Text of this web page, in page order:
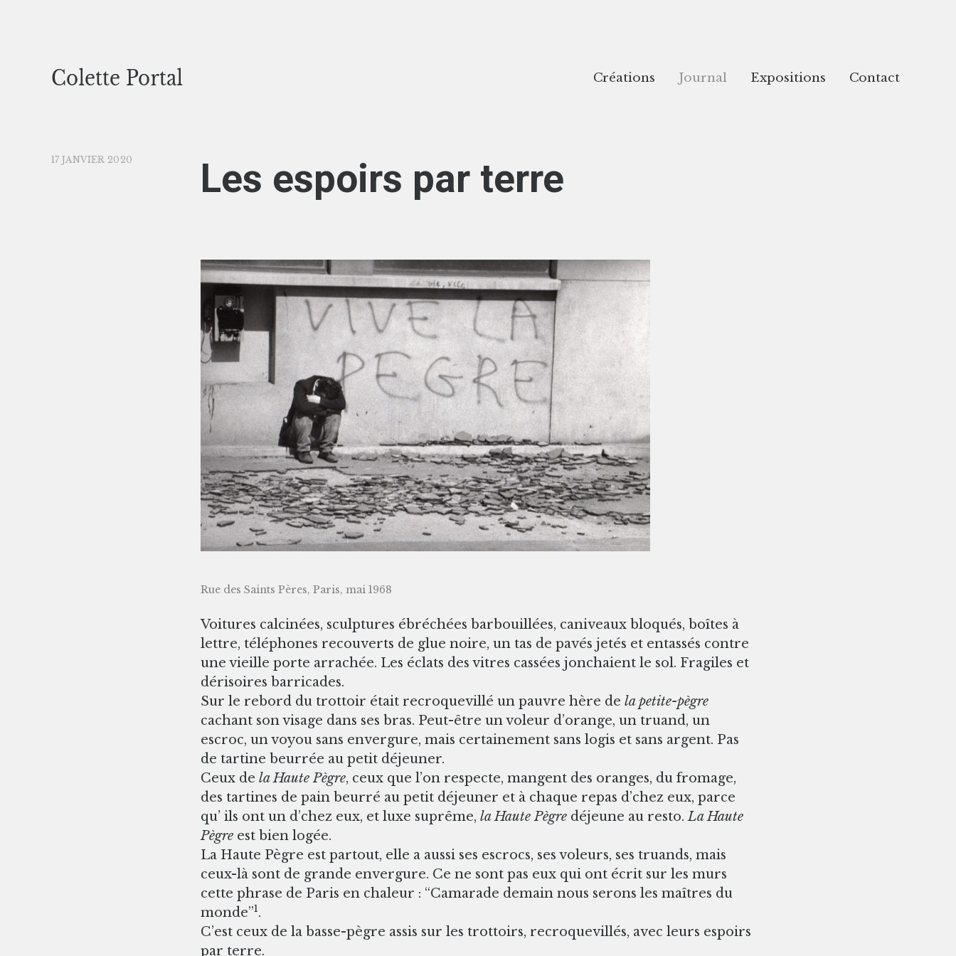
Créations Journal Expositions Contact
17 JANVIER 2020 Les espoirs par terre
Rue des Saints Pères, Paris, mai 1968
Voitures calcinées, sculptures ébréchées barbouillées, caniveaux bloqués, boîtes à
lettre, téléphones recouverts de glue noire, un tas de pavés jetés et entassés contre
une vieille porte arrachée. Les éclats des vitres cassées jonchaient le sol. Fragiles et
dérisoires barricades.
Sur le rebord du trottoir était recroquevillé un pauvre hère de la petite-pègre
cachant son visage dans ses bras. Peut-être un voleur d’orange, un truand, un
escroc, un voyou sans envergure, mais certainement sans logis et sans argent. Pas
de tartine beurrée au petit déjeuner.
Ceux de la Haute Pègre, ceux que l’on respecte, mangent des oranges, du fromage,
des tartines de pain beurré au petit déjeuner et à chaque repas d’chez eux, parce
qu’ ils ont un d’chez eux, et luxe suprême, la Haute Pègre déjeune au resto.La Haute
Pègre est bien logée.
La Haute Pègre est partout, elle a aussi ses escrocs, ses voleurs, ses truands, mais
ceux-là sont de grande envergure. Ce ne sont pas eux qui ont écrit sur les murs
cette phrase de Paris en chaleur : “Camarade demain nous serons les maîtres du
monde”1.
C’est ceux de la basse-pègre assis sur les trottoirs, recroquevillés, avec leurs espoirs
par terre.